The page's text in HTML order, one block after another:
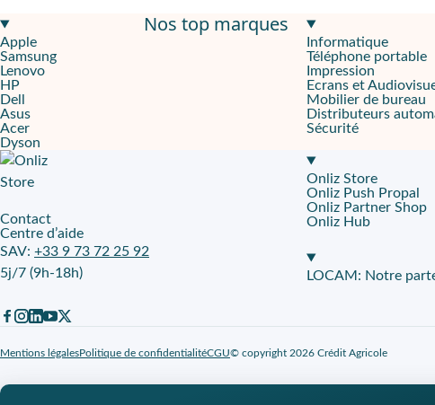
Un équilibre parfait entre performance et polyvalence
Libérez votre potentiel avec le . Équipé duprocesseur
Immortalisez chaque instant avec le Galaxy A14
Photographiez sous tous les angles avec le Galaxy A14. Grâce à son
Grande autonomie et sécurisé
Avec sa offre une autonomie
Louez votre Galaxy A14 64Go avec Onliz et e-Recycle
Le Galaxy A14en leasing ? C'est possible avec Onliz ! Louez dès
Nos top marques
Apple
Samsung
Lenovo
HP
Dell
Asus
Acer
Dyson
Informatique
Téléphone portable
Impression
Ecrans et
Mobilier de bureau
Distributeurs
Sécurité
Contact
Centre d’aide
SAV: +33 9 73 72 25 92
5j/7 (9h-18h)
Onliz Store
Onliz Push Propal
Onliz Partner Shop
Onliz Hub
LOCAM: Notre
Mentions légalesPolitique de confidentialitéCGU© copyright 2026 Crédit Agricole